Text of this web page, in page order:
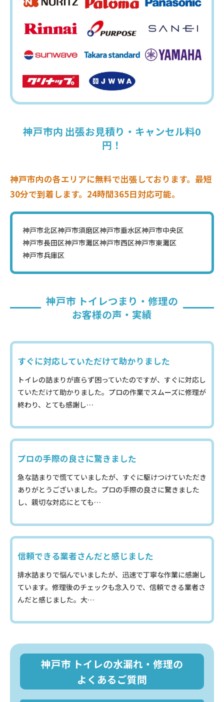
神戸市内 出張お見積り・キャンセル料0
円！
神戸市内の各エリアに無料で出張しております。最短
30分で到着します。24時間365日対応可能。
神戸市北区神戸市須磨区神戸市垂水区神戸市中央区
神戸市長田区神戸市灘区神戸市西区神戸市東灘区
神戸市兵庫区
神戸市 トイレつまり・修理の
お客様の声・実績
すぐに対応していただけて助かりました
トイレの詰まりが直らず困っていたのですが、すぐに対応し
ていただけて助かりました。プロの作業でスムーズに修理が
終わり、とても感謝し…
プロの手際の良さに驚きました
急な詰まりで慌てていましたが、すぐに駆けつけていただき
ありがとうございました。プロの手際の良さに驚きました
し、親切な対応にとても…
信頼できる業者さんだと感じました
排水詰まりで悩んでいましたが、迅速で丁寧な作業に感謝し
ています。修理後のチェックも念入りで、信頼できる業者さ
んだと感じました。大…
神戸市 トイレの水漏れ・修理の
よくあるご質問